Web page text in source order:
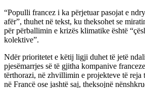
“Populli francez i ka përjetuar pasojat e
afër”, thuhet në tekst, ku theksohet se
për përballimin e krizës klimatike është
kolektive”.
Ndër prioritetet e këtij ligji duhet të jetë
pjesëmarrjes së të gjitha kompanive
tërthorazi, në zhvillimin e projekteve të reja
në Francë ose jashtë saj, theksojnë